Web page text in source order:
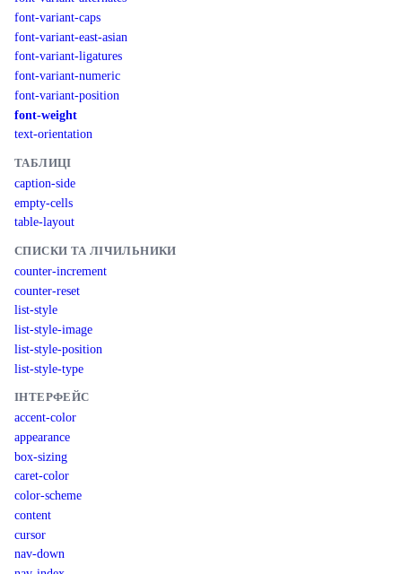
font-variant-caps
font-variant-east-asian
font-variant-ligatures
font-variant-numeric
font-variant-position
font-weight
text-orientation
ТАБЛИЦІ
caption-side
empty-cells
table-layout
СПИСКИ ТА ЛІЧИЛЬНИКИ
counter-increment
counter-reset
list-style
list-style-image
list-style-position
list-style-type
ІНТЕРФЕЙС
accent-color
appearance
box-sizing
caret-color
color-scheme
content
cursor
nav-down